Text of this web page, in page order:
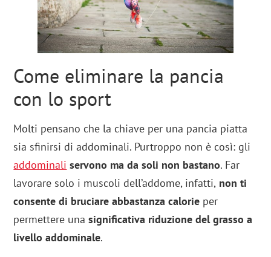
Come eliminare la pancia
con lo sport
Molti pensano che la chiave per una pancia piatta
sia sfinirsi di addominali. Purtroppo non è così: gli
addominali servono ma da soli non bastano. Far
lavorare solo i muscoli dell’addome, infatti, non ti
consente di bruciare abbastanza calorie per
permettere unasignificativa riduzione del grasso a
livello addominale.